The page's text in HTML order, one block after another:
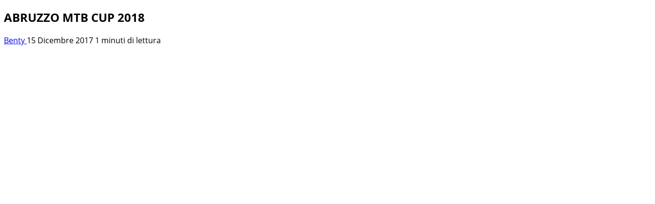
ABRUZZO MTB CUP 2018
Benty 15 Dicembre 2017 1 minuti di lettura